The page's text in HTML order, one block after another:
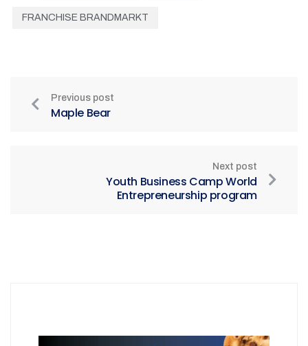
FRANCHISE BRANDMARKT
Previous post
Maple Bear
Next post
Youth Business Camp World
Entrepreneurship program